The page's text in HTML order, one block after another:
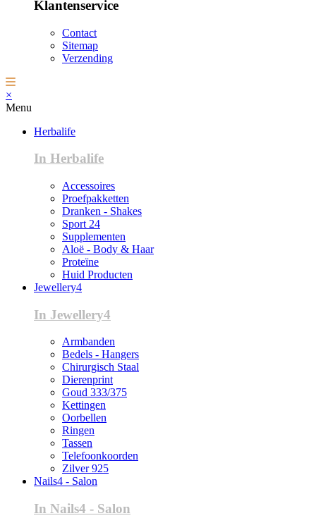
Klantenservice
Contact
Sitemap
Verzending
×
Menu
Herbalife
In Herbalife
Accessoires
Proefpakketten
Dranken - Shakes
Sport 24
Supplementen
Aloë - Body & Haar
Proteïne
Huid Producten
Jewellery4
In Jewellery4
Armbanden
Bedels - Hangers
Chirurgisch Staal
Dierenprint
Goud 333/375
Kettingen
Oorbellen
Ringen
Tassen
Telefoonkoorden
Zilver 925
Nails4 - Salon
In Nails4 - Salon